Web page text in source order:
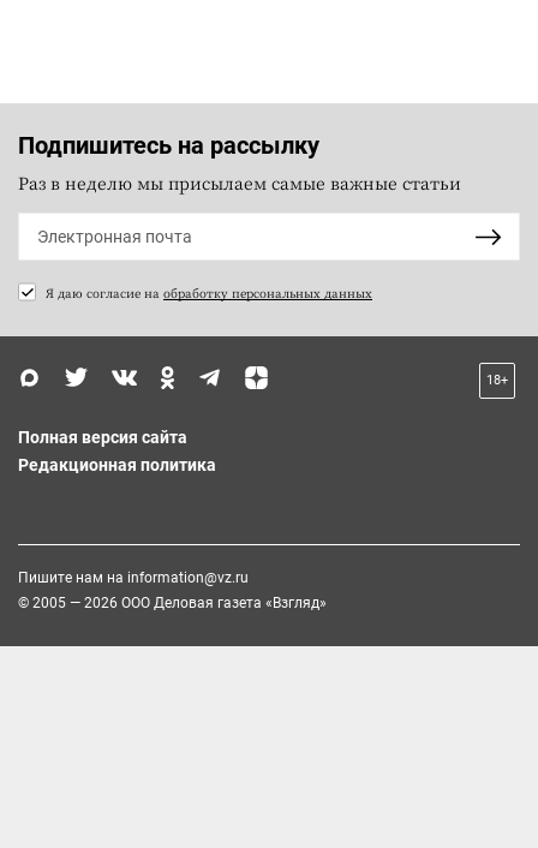
Подпишитесь на рассылку
Раз в неделю мы присылаем самые важные статьи
Я даю согласие на обработку персональных данных
18+
Полная версия сайта
Редакционная политика
Пишите нам на information@vz.ru
© 2005 — 2026 ООО Деловая газета «Взгляд»